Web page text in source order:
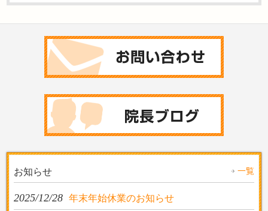
お知らせ 一覧
2025/12/28 年末年始休業のお知らせ